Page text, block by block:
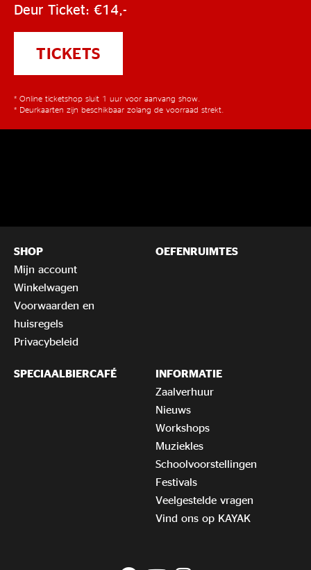
Deur Ticket: €14,-
TICKETS
* Online ticketshop sluit 1 uur voor aanvang show.
* Deurkaarten zijn beschikbaar zolang de voorraad strekt.
SHOP
Mijn account
Winkelwagen
Voorwaarden en
huisregels
Privacybeleid
OEFENRUIMTES
SPECIAALBIERCAFÉ
INFORMATIE
Zaalverhuur
Nieuws
Workshops
Muziekles
Schoolvoorstellingen
Festivals
Veelgestelde vragen
Vind ons op KAYAK